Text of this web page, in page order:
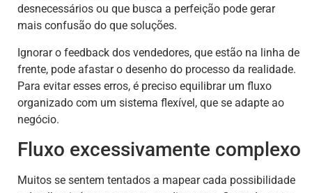
desnecessários ou que busca a perfeição pode gerar
mais confusão do que soluções.
Ignorar o feedback dos vendedores, que estão na linha de
frente, pode afastar o desenho do processo da realidade.
Para evitar esses erros, é preciso equilibrar um fluxo
organizado com um sistema flexível, que se adapte ao
negócio.
Fluxo excessivamente complexo
Muitos se sentem tentados a mapear cada possibilidade